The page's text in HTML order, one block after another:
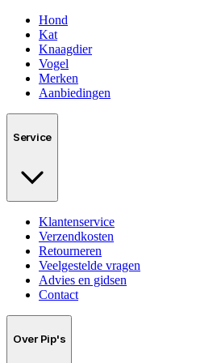
Hond
Kat
Knaagdier
Vogel
Merken
Aanbiedingen
Service
Klantenservice
Verzendkosten
Retourneren
Veelgestelde vragen
Advies en gidsen
Contact
Over Pip's